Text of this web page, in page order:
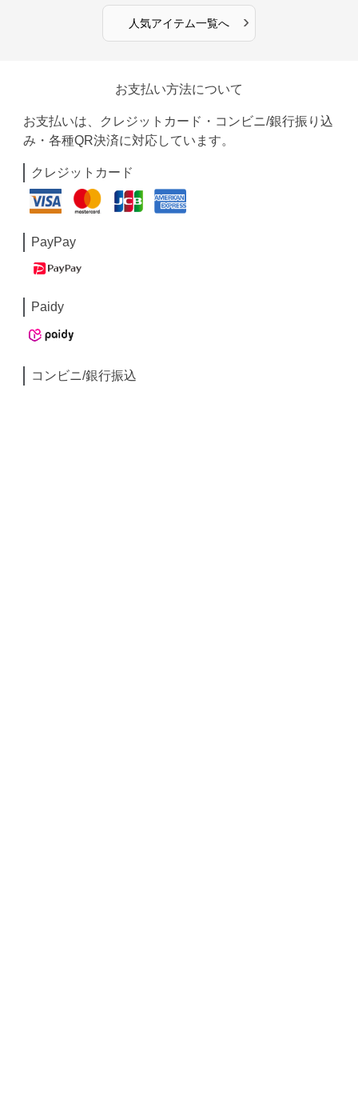
人気アイテム一覧へ ›
お支払い方法について
お支払いは、クレジットカード・コンビニ/銀行振り込
み・各種QR決済に対応しています。
クレジットカード
PayPay
Paidy
コンビニ/銀行振込